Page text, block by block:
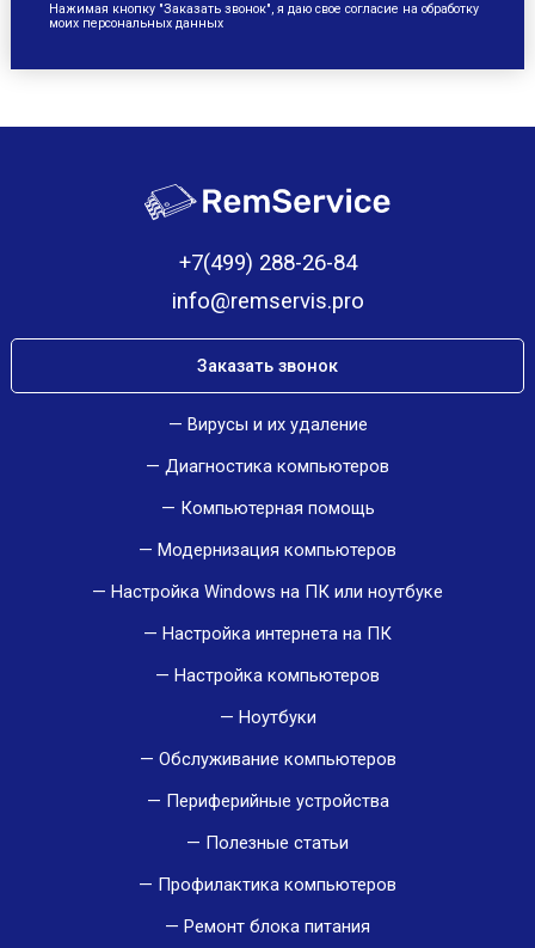
Нажимая кнопку "Заказать звонок", я даю свое согласие на обработку
моих персональных данных
+7(499) 288-26-84
info@remservis.pro
Заказать звонок
Вирусы и их удаление
Диагностика компьютеров
Компьютерная помощь
Модернизация компьютеров
Настройка Windows на ПК или ноутбуке
Настройка интернета на ПК
Настройка компьютеров
Ноутбуки
Обслуживание компьютеров
Периферийные устройства
Полезные статьи
Профилактика компьютеров
Ремонт блока питания